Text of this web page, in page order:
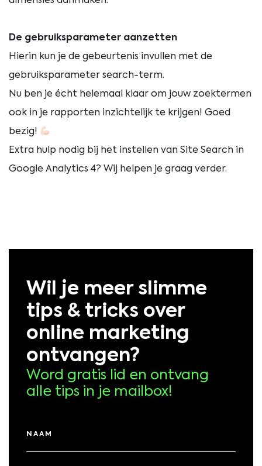
De gebruiksparameter aanzetten
Hierin kun je de gebeurtenis invullen met de
gebruiksparameter search-term.
Nu ben je écht helemaal klaar om jouw zoektermen
ook in je rapporten inzichtelijk te krijgen! Goed
bezig!
Extra hulp nodig bij het instellen van Site Search in
Google Analytics 4? Wij helpen je graag verder.
Wil je meer slimme
tips & tricks over
online marketing
ontvangen?
Word gratis lid en ontvang
alle tips in je mailbox!